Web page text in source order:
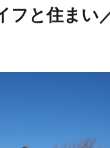
フと住まい